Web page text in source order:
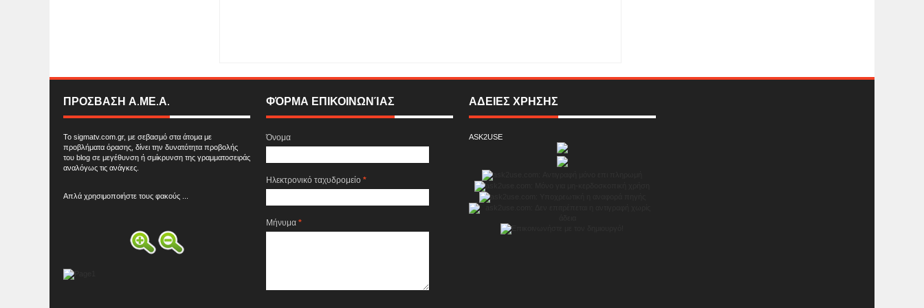
ΠΡΟΣΒΑΣΗ Α.ΜΕ.Α.
Το sigmatv.com.gr, με σεβασμό στα άτομα με
προβλήματα όρασης, δίνει την δυνατότητα προβολής
του blog σε μεγέθυνση ή σμίκρυνση της γραμματοσειράς
αναλόγως τις ανάγκες.
Απλά χρησιμοποιήστε τους φακούς ...
ΦΌΡΜΑ ΕΠΙΚΟΙΝΩΝΊΑΣ
Όνομα
Ηλεκτρονικό ταχυδρομείο *
Μήνυμα *
ΑΔΕΙΕΣ ΧΡΗΣΗΣ
ASK2USE